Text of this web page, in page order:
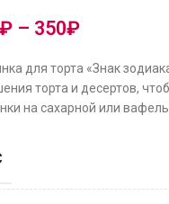
₽ – 350₽
для торта «Знак
торта и десертов,
на сахарной или